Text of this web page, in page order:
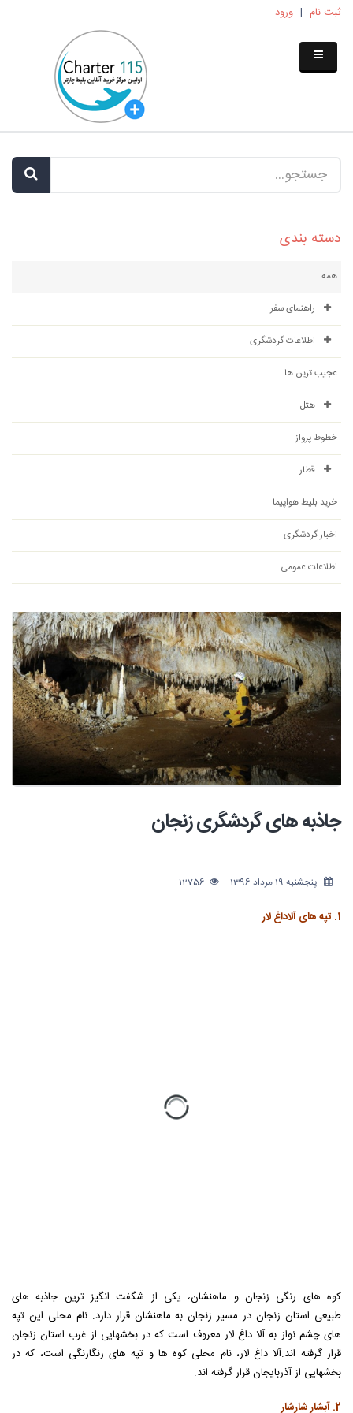
ثبت نام | ورود
دسته بندی
همه
راهنمای سفر
اطلاعات گردشگری
عجیب ترین ها
هتل
خطوط پرواز
قطار
خرید بلیط هواپیما
اخبار گردشگری
اطلاعات عمومی
جاذبه های گردشگری زنجان
پنجشنبه 19 مرداد 1396
1. تپه های آلاداغ لار
کوه های رنگی زنجان و ماهنشان، یکی از شگفت انگیز ترین جاذبه های
طبیعی استان زنجان در مسیر زنجان به ماهنشان قرار دارد. نام محلی این تپه
های چشم نواز به آلا داغ لار معروف است که در بخشهایی از غرب استان زنجان
قرار گرفته اند.آلا داغ لار، نام محلی کوه ها و تپه های رنگارنگی است، که در
بخشهایی از آذربایجان قرار گرفته اند.
2. آبشار شارشار